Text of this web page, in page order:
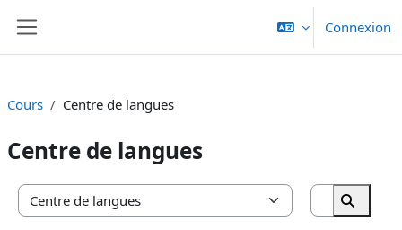
Connexion
Cours Centre de langues
Centre de langues
Catégories de cours